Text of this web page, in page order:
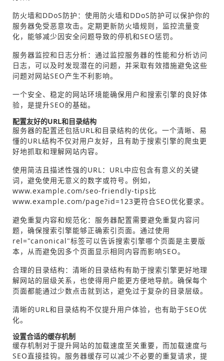
防火墙和DDoS防护：使用防火墙和DDoS防护可以保护你的
服务器免受恶意攻击。定期更新防火墙规则，监控流量变
化，能够减少因安全问题导致的停机和SEO惩罚。
服务器监控和日志分析：通过监控服务器的性能和分析访问
日志，可以及时发现潜在的问题，并采取有效措施避免这些
问题对网站SEO产生不利影响。
一个安全、稳定的网站环境能确保用户和搜索引擎的良好体
验，是提升SEO的基础。
配置友好的URL和目录结构
服务器的配置还包括URL和目录结构的优化。一个清晰、易
懂的URL结构不仅对用户友好，且有助于搜索引擎的爬虫更
好地抓取和理解网站内容。
使用简洁且描述性强的URL：URL中应包含有意义的关键
词，避免使用无意义的数字或符号。例如，
www.example.com/seo-friendly-tips比
www.example.com/page?id=123更符合SEO优化要求。
避免重复内容和规范化：服务器配置需要避免重复内容问
题，确保搜索引擎能够正确索引页面。通过使用
rel="canonical"标签可以告诉搜索引擎哪个页面是主要版
本，从而避免因多个页面显示相同内容而影响SEO。
合理的目录结构：清晰的目录结构有助于搜索引擎更好地理
解网站的层级关系，也使得用户能更方便地导航。确保每个
页面都能通过少数点击就到达，避免过于复杂的目录层级。
清晰的URL和目录结构不仅提升用户体验，也有助于SEO优
化。
设置合适的缓存机制
缓存机制对于提升网站的加载速度至关重要，而加载速度与
SEO直接挂钩。服务器缓存可以减少不必要的重复请求，提